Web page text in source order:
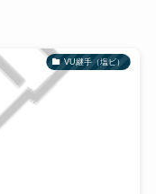
VU継手（塩ビ）